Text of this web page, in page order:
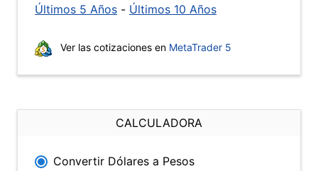
Últimos 5 Años - Últimos 10 Años
Ver las cotizaciones en MetaTrader 5
CALCULADORA
Convertir Dólares a Pesos